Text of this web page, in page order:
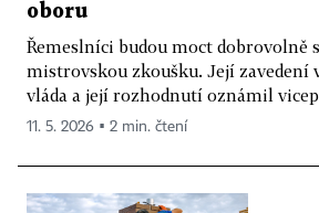
oboru
Řemeslníci budou moct dobrovolně
mistrovskou zkoušku. Její zavedení
vláda a její rozhodnutí oznámil
11. 5. 2026 ▪ 2 min. čtení